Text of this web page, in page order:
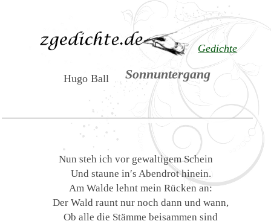
Gedichte
Sonnuntergang
Hugo Ball
Nun steh ich vor gewaltigem Schein
Und staune in′s Abendrot hinein.
Am Walde lehnt mein Rücken an:
Der Wald raunt nur noch dann und wann,
Ob alle die Stämme beisammen sind